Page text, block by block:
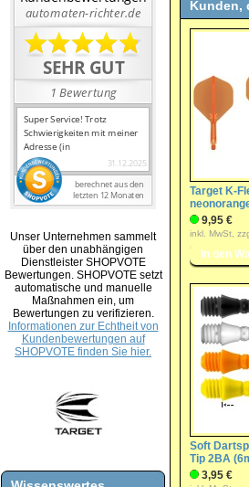
Unser Unternehmen sammelt
über den unabhängigen
Dienstleister SHOPVOTE
Bewertungen. SHOPVOTE setzt
automatische und manuelle
Maßnahmen ein, um
Bewertungen zu verifizieren.
Informationen zur Echtheit von
Kundenbewertungen auf
SHOPVOTE finden Sie hier.
Kunden,
Target K-
9,95 €
inkl. MwSt,
Soft
Tip 2BA
3,95 €